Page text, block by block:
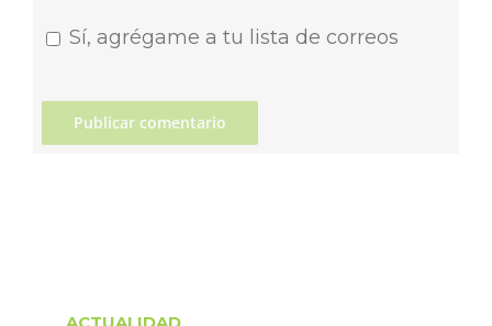
Sí, agrégame a tu lista de correos